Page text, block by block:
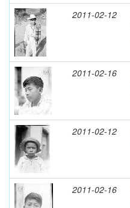
2011-02-12
2011-02-16
2011-02-12
2011-02-16